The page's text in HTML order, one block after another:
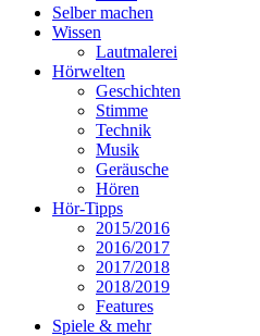
Selber machen
Wissen
Lautmalerei
Hörwelten
Geschichten
Stimme
Technik
Musik
Geräusche
Hören
Hör-Tipps
2015/2016
2016/2017
2017/2018
2018/2019
Features
Spiele & mehr